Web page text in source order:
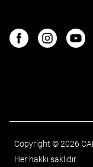
FacebookInstagram
Copyright © 2026
Her hakkı saklıdır